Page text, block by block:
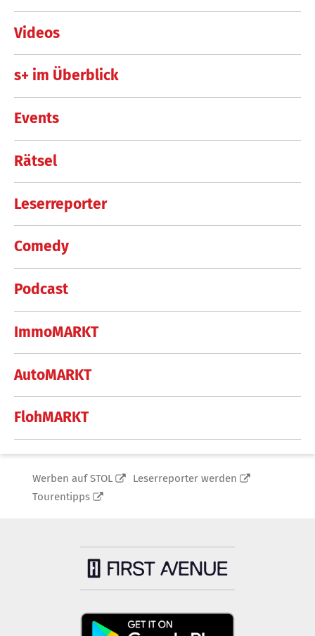
Videos
s+ im Überblick
Events
Rätsel
Leserreporter
Comedy
Podcast
ImmoMARKT
AutoMARKT
FlohMARKT
Werben auf STOL
Leserreporter werden
Tourentipps